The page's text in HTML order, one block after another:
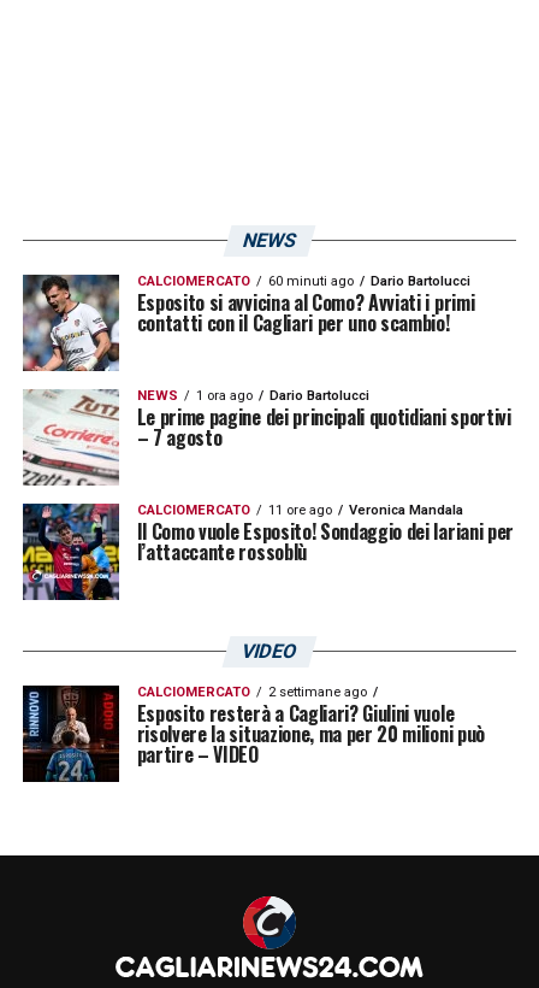
NEWS
CALCIOMERCATO 60 minuti ago Dario Bartolucci
Esposito si avvicina al Como? Avviati i primi
contatti con il Cagliari per uno scambio!
NEWS 1 ora ago Dario Bartolucci
Le prime pagine dei principali quotidiani sportivi
– 7 agosto
CALCIOMERCATO 11 ore ago Veronica Mandala
Il Como vuole Esposito! Sondaggio dei lariani per
l’attaccante rossoblù
VIDEO
CALCIOMERCATO 2 settimane ago
Esposito resterà a Cagliari? Giulini vuole
risolvere la situazione, ma per 20 milioni può
partire – VIDEO